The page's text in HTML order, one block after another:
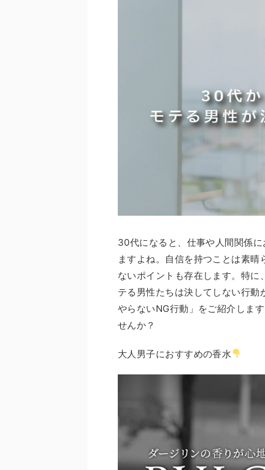
30代になると、仕事や人間関係
ますよね。自信を持つことは素
ないポイントも存在します。特
テる男性たちは決してしない行
やらないNG行動」をご紹介しま
せんか？
大人男子におすすめの香水